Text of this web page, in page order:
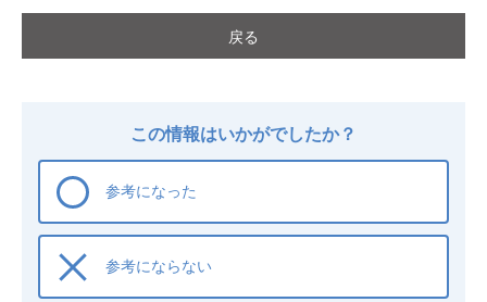
戻る
この情報はいかがでしたか？
参考になった
参考にならない